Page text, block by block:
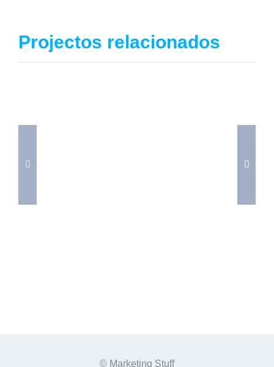
Projectos relacionados
© Marketing Stuff